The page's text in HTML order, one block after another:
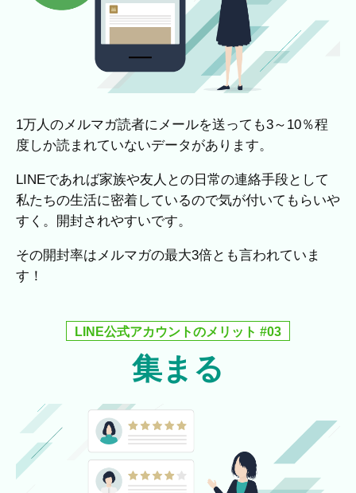
1万人のメルマガ読者にメールを送っても3～10％程
度しか読まれていないデータがあります。
LINEであれば家族や友人との日常の連絡手段として
私たちの生活に密着しているので気が付いてもらいや
すく。開封されやすいです。
その開封率はメルマガの最大3倍とも言われていま
す！
LINE公式アカウントのメリット #03
集まる